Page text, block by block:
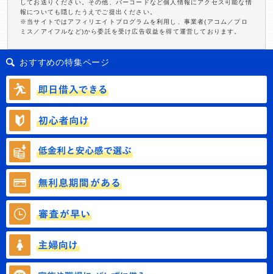
してお送りください。その他、バーコードなど個人情報にアクセス可能な情
報についても隠したうえでご提出ください。
※当サイトではアフィリエイトプログラムを利用し、事業者(アコム／プロ
ミス／アイフルなど)から委託を受け広告収益を得て運営しております。
おすすめの特集ページ